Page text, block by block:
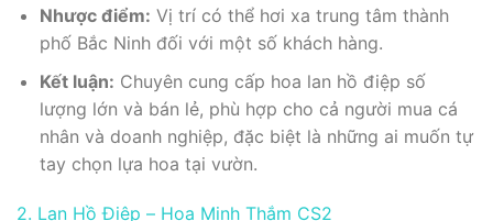
Nhược điểm: Vị trí có thể hơi xa trung tâm thành
phố Bắc Ninh đối với một số khách hàng.
Kết luận: Chuyên cung cấp hoa lan hồ điệp số
lượng lớn và bán lẻ, phù hợp cho cả người mua cá
nhân và doanh nghiệp, đặc biệt là những ai muốn tự
tay chọn lựa hoa tại vườn.
2. Lan Hồ Điệp – Hoa Minh Thắm CS2